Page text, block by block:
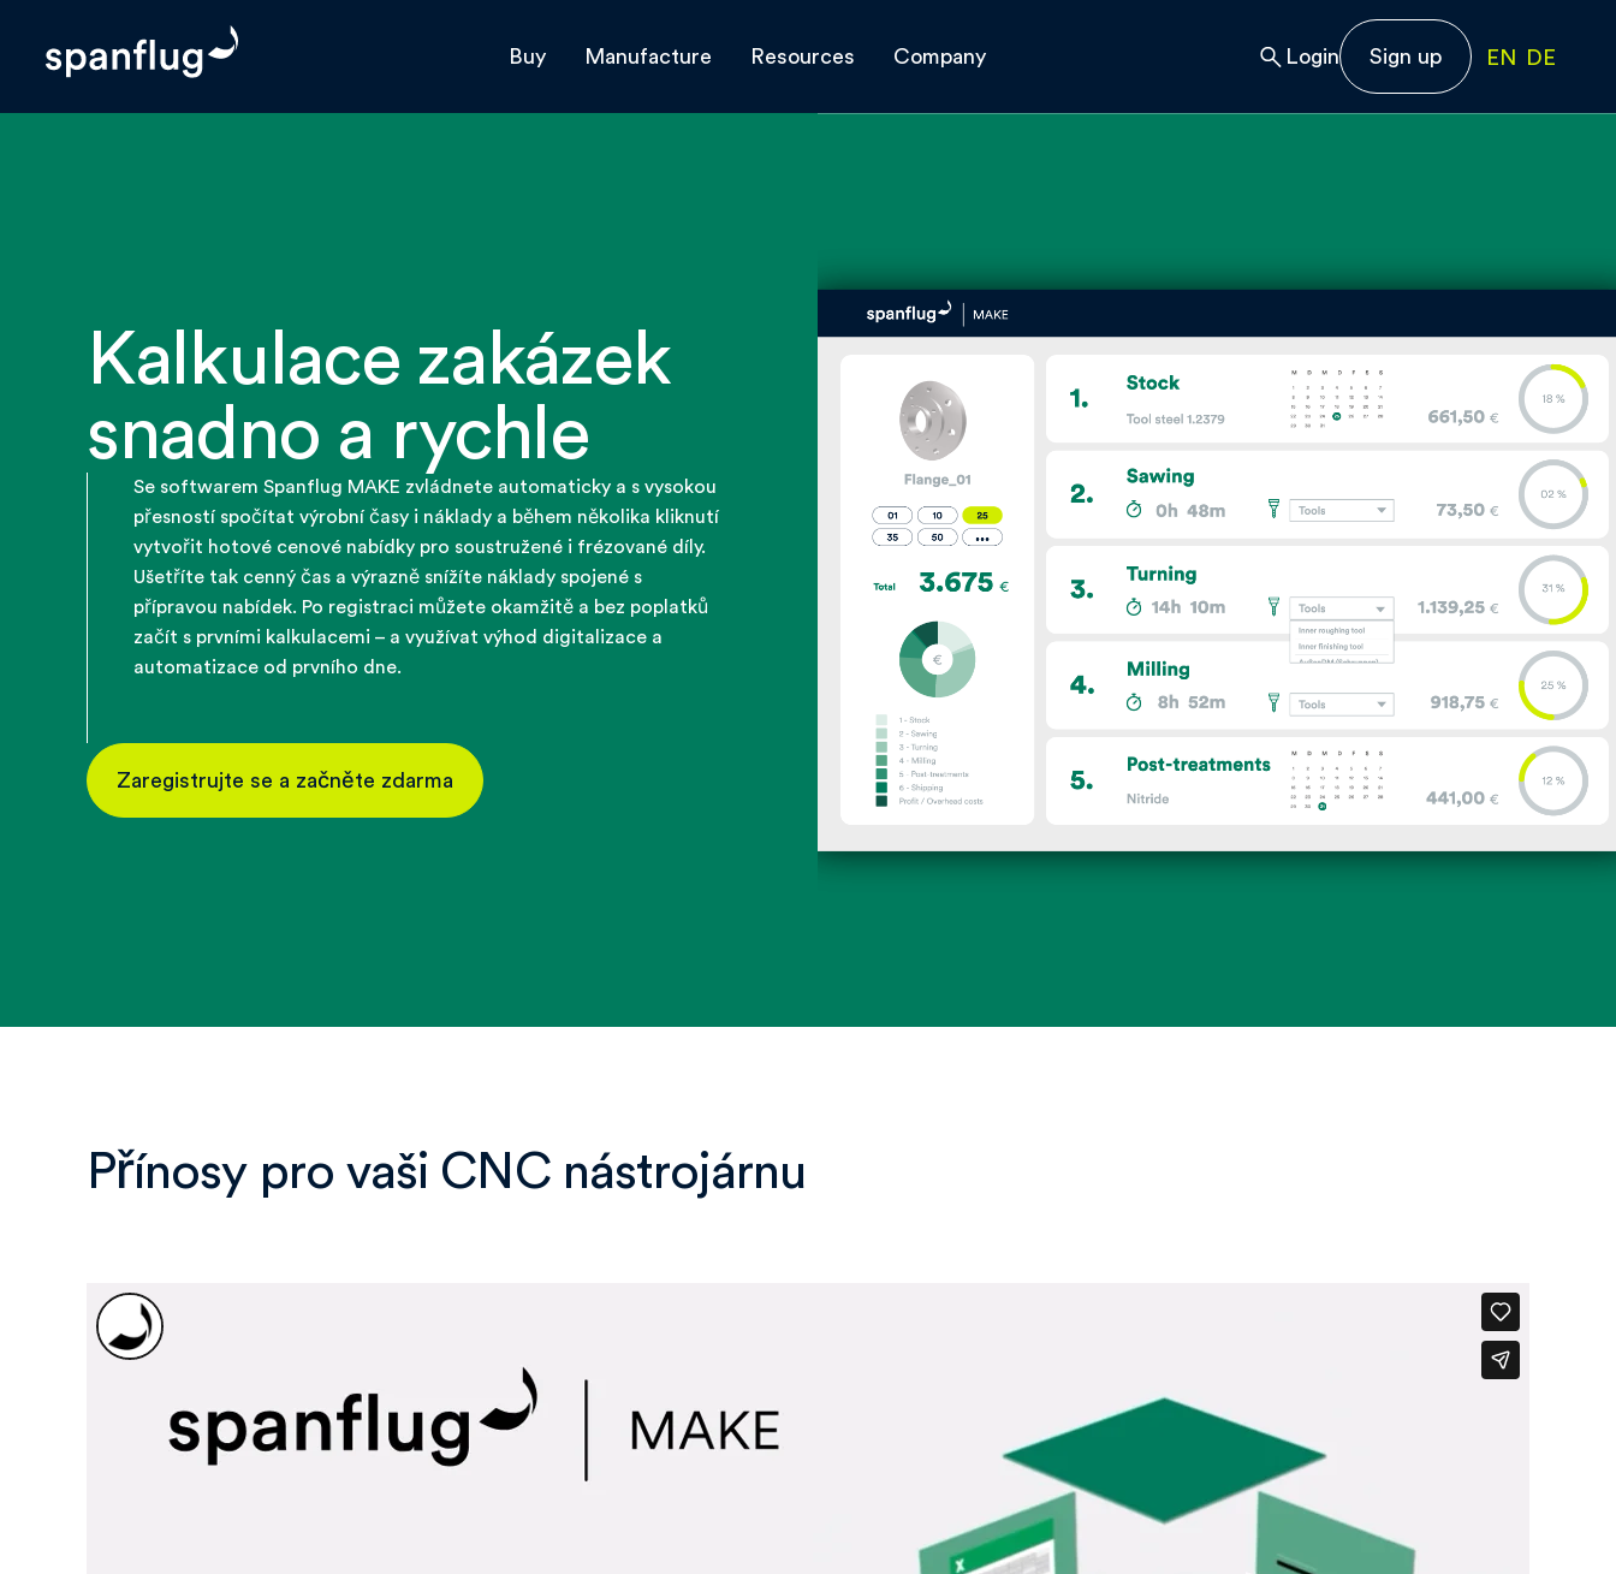
content
Buy Manufacture Resources Company Login Sign up EN DE
Kalkulace zakázek
snadno a rychle
Se softwarem Spanflug MAKE zvládnete automaticky a s vysokou
přesností spočítat výrobní časy i náklady a během několika kliknutí
vytvořit hotové cenové nabídky pro soustružené i frézované díly.
Ušetříte tak cenný čas a výrazně snížíte náklady spojené s
přípravou nabídek. Po registraci můžete okamžitě a bez poplatků
začít s prvními kalkulacemi – a využívat výhod digitalizace a
automatizace od prvního dne.
Zaregistrujte se a začněte zdarma
Přínosy pro vaši CNC nástrojárnu